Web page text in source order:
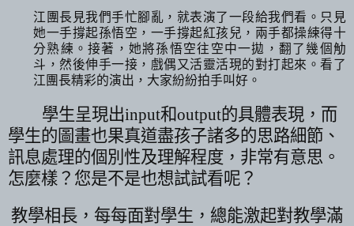
江團長見我們手忙腳亂，就表演了一段給我們看。只見
她一手撐起孫悟空，一手撐起紅孩兒，兩手都操練得十
分熟練。接著，她將孫悟空往空中一拋，翻了幾個觔
斗，然後伸手一接，戲偶又活靈活現的對打起來。看了
江團長精彩的演出，大家紛紛拍手叫好。
學生呈現出input和output的具體表現，而
學生的圖畫也果真道盡孩子諸多的思路細節、
訊息處理的個別性及理解程度，非常有意思。
怎麼樣？您是不是也想試試看呢？
教學相長，每每面對學生，總能激起對教學滿